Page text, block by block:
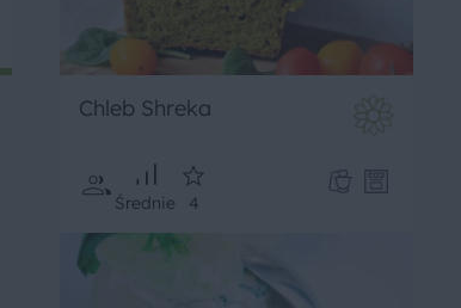
Chleb Shreka
Średnie 4